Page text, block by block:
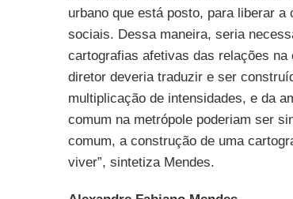
urbano que está posto, para liberar
sociais. Dessa maneira, seria
cartografias afetivas das relações
diretor deveria traduzir e ser
multiplicação de intensidades, e da
comum na metrópole poderiam ser
comum, a construção de uma
viver”, sintetiza Mendes.